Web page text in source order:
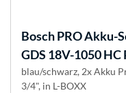
BoschPRO Akku-
GDS 18V-1050
blau/schwarz, 2x Akku
3/4", in L-BOXX